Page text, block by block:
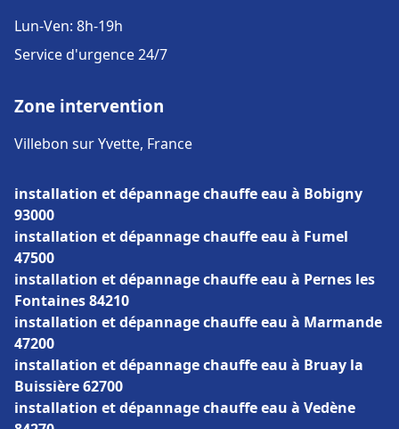
Lun-Ven: 8h-19h
Service d'urgence 24/7
Zone intervention
Villebon sur Yvette, France
installation et dépannage chauffe eau à Bobigny
93000
installation et dépannage chauffe eau à Fumel
47500
installation et dépannage chauffe eau à Pernes les
Fontaines 84210
installation et dépannage chauffe eau à Marmande
47200
installation et dépannage chauffe eau à Bruay la
Buissière 62700
installation et dépannage chauffe eau à Vedène